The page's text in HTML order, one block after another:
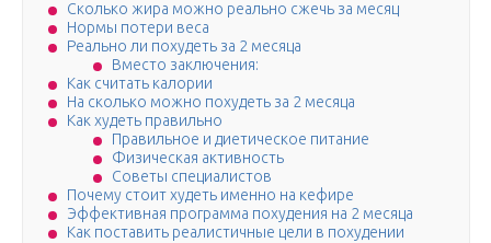
Сколько жира можно реально сжечь за месяц
Нормы потери веса
Реально ли похудеть за 2 месяца
Вместо заключения:
Как считать калории
На сколько можно похудеть за 2 месяца
Как худеть правильно
Правильное и диетическое питание
Физическая активность
Советы специалистов
Почему стоит худеть именно на кефире
Эффективная программа похудения на 2 месяца
Как поставить реалистичные цели в похудении